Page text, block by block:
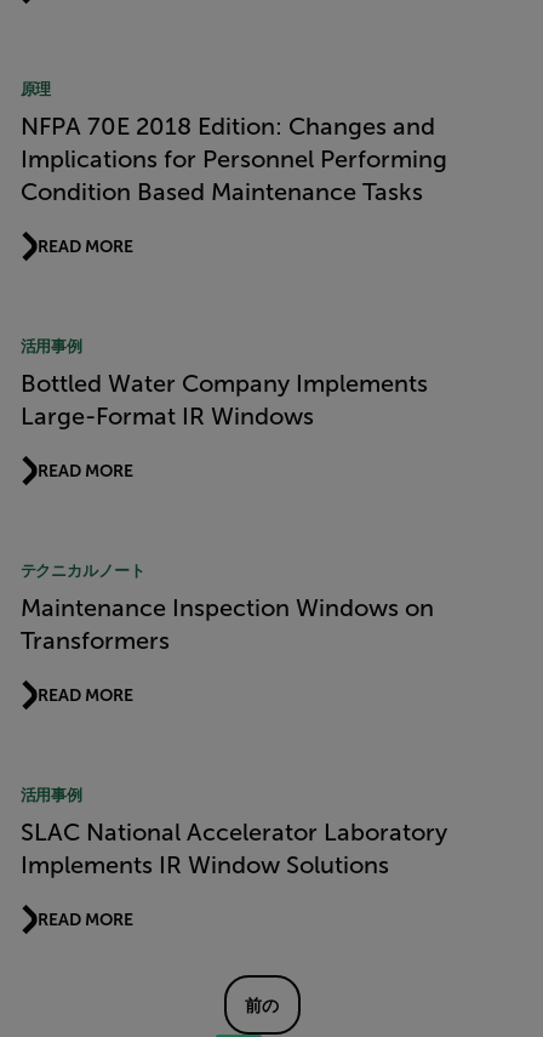
原理
NFPA 70E 2018 Edition: Changes and
Implications for Personnel Performing
Condition Based Maintenance Tasks
READ MORE
活用事例
Bottled Water Company Implements
Large-Format IR Windows
READ MORE
テクニカルノート
Maintenance Inspection Windows on
Transformers
READ MORE
活用事例
SLAC National Accelerator Laboratory
Implements IR Window Solutions
READ MORE
前の